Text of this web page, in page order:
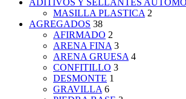
MASILLA PLASTICA 2
AGREGADOS 38
AFIRMADO 2
ARENA FINA 3
ARENA GRUESA 4
CONFITILLO 3
DESMONTE 1
GRAVILLA 6